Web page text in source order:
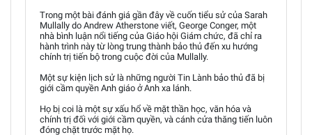
Trong một bài đánh giá gần đây về cuốn tiểu sử của Sarah
Mullally do Andrew Atherstone viết, George Conger, một
nhà bình luận nổi tiếng của Giáo hội Giám chức, đã chỉ ra
hành trình này từ lòng trung thành bảo thủ đến xu hướng
chính trị tiến bộ trong cuộc đời của Mullally.
Một sự kiện lịch sử là những người Tin Lành bảo thủ đã bị
giới cầm quyền Anh giáo ở Anh xa lánh.
Họ bị coi là một sự xấu hổ về mặt thần học, văn hóa và
chính trị đối với giới cầm quyền, và cánh cửa thăng tiến luôn
đóng chặt trước mặt họ.